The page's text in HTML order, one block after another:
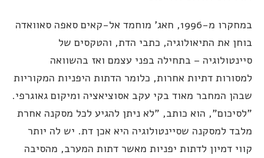
במחקרו מ-1996, חאג' מוחמד אל-קאים סאפה סאוואדה
את התיאולוגיה, כתבי הדת, והטקסים של
– בתחילה בפני עצמם ואז בהשוואה
דתיות אחרות, כלומר הדתות היפניות המקוריות
המחבר מאוד בקי עקב אסוציאציה ומיקום גאוגרפי.
הוא כותב, "לא ניתן להגיע לכל מסקנה אחרת
למסקנה שסיינטולוגיה היא אכן דת. יש לה יותר
דמיון לדתות יפניות מאשר דתות המערב, מהסיבה